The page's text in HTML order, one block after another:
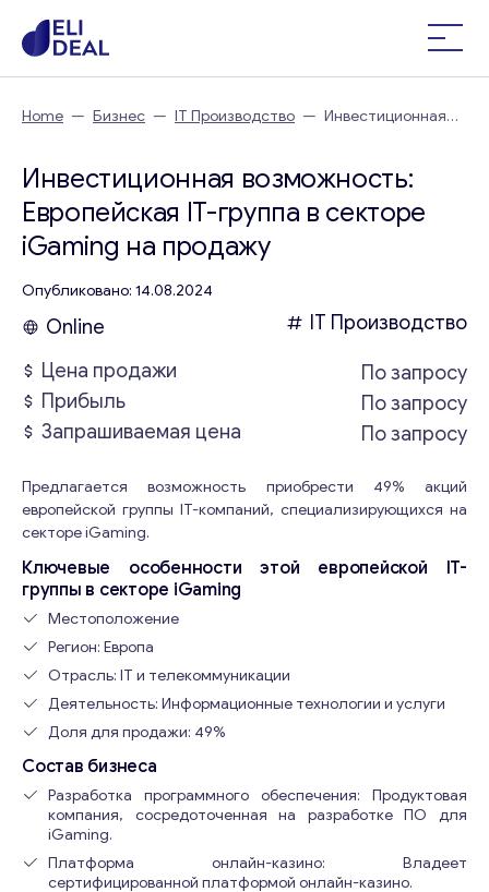
Home — Бизнес — IT Производство — Инвестиционная
Инвестиционная возможность:
Европейская IT-группа в секторе
iGaming на продажу
Опубликовано: 14.08.2024
Online
IT Производство
Цена продажи
По запросу
Прибыль
По запросу
Запрашиваемая цена
По запросу
Предлагается возможность приобрести 49% акций
европейской группы IT-компаний, специализирующихся на
секторе iGaming.
Ключевые особенности этой европейской IT-
группы в секторе iGaming
Местоположение
Регион: Европа
Отрасль: IT и телекоммуникации
Деятельность: Информационные технологии и услуги
Доля для продажи: 49%
Состав бизнеса
Разработка программного обеспечения: Продуктовая
компания, сосредоточенная на разработке ПО для
iGaming.
Платформа онлайн-казино: Владеет
сертифицированной платформой онлайн-казино.